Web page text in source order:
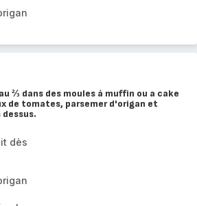
⅔ dans des moules à muffin ou a cake
de tomates, parsemer d'origan et
dès